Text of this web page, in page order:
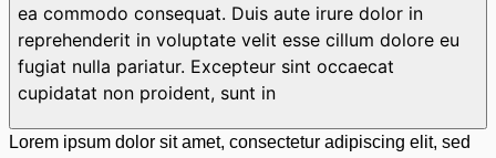
ea commodo consequat. Duis aute irure dolor in
reprehenderit in voluptate velit esse cillum dolore eu
fugiat nulla pariatur. Excepteur sint occaecat
cupidatat non proident, sunt in
Lorem ipsum dolor sit amet, consectetur adipiscing elit, sed